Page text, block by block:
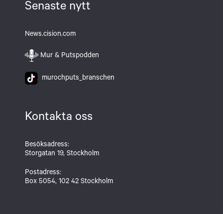
Senaste nytt
News.cision.com
Mur & Putspodden
murochputs_branschen
Kontakta oss
Besöksadress:
Storgatan 19, Stockholm
Postadress:
Box 5054, 102 42 Stockholm